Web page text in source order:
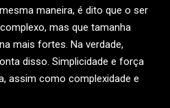
maneira, é dito que o ser
mas que tamanha
mais fortes. Na verdade,
disso. Simplicidade e força
assim como complexidade e